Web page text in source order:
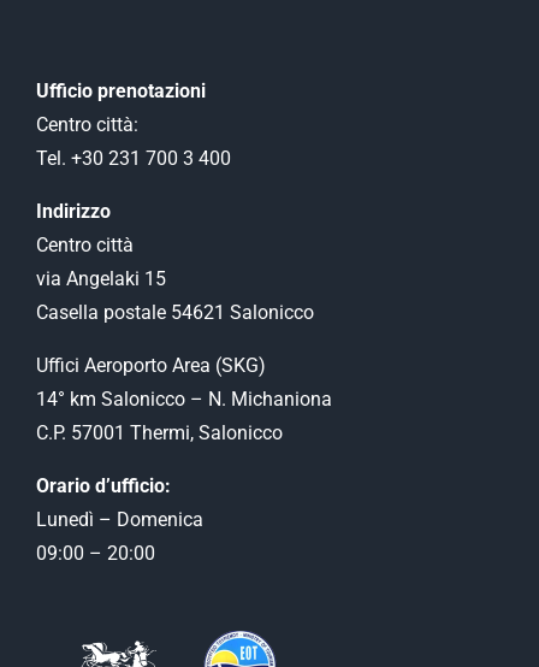
Ufficio prenotazioni
Centro città:
Tel. +30 231 700 3 400
Indirizzo
Centro città
via Angelaki 15
Casella postale 54621 Salonicco
Uffici Aeroporto Αrea (SKG)
14° km Salonicco – N. Michaniona
C.P. 57001 Thermi, Salonicco
Orario d’ufficio:
Lunedì – Domenica
09:00 – 20:00